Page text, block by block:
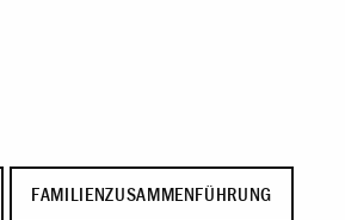
FAMILIENZUSAMMENFÜHRUNG